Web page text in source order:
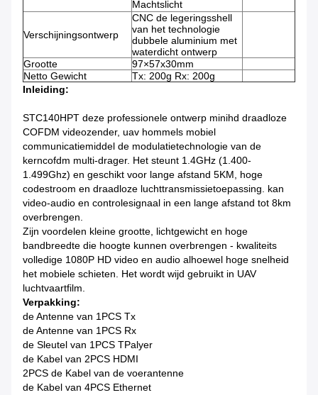
Machtslicht
Verschijningsontwerp
CNC de legeringsshell
van het technologie
dubbele aluminium met
waterdicht ontwerp
Grootte
97×57x30mm
Netto Gewicht
Tx: 200g Rx: 200g
Inleiding:
STC140HPT deze professionele ontwerp minihd draadloze
COFDM videozender, uav hommels mobiel
communicatiemiddel de modulatietechnologie van de
kerncofdm multi-drager. Het steunt 1.4GHz (1.400-
1.499Ghz) en geschikt voor lange afstand 5KM, hoge
codestroom en draadloze luchttransmissietoepassing. kan
video-audio en controlesignaal in een lange afstand tot 8km
overbrengen.
Zijn voordelen kleine grootte, lichtgewicht en hoge
bandbreedte die hoogte kunnen overbrengen - kwaliteits
volledige 1080P HD video en audio alhoewel hoge snelheid
het mobiele schieten. Het wordt wijd gebruikt in UAV
luchtvaartfilm.
Verpakking:
de Antenne van 1PCS Tx
de Antenne van 1PCS Rx
de Sleutel van 1PCS TPalyer
de Kabel van 2PCS HDMI
2PCS de Kabel van de voerantenne
de Kabel van 4PCS Ethernet